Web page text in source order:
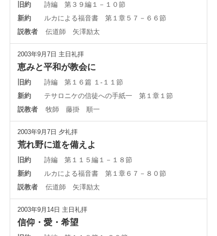
旧約
詩編 第３９編１－１０節
新約
ルカによる福音書 第１章５７－６６節
説教者
伝道師 矢澤励太
2003年9月7日 主日礼拝
恵みと平和が教会に
旧約
詩編 第１６篇 １-１１節
新約
テサロニケの信徒への手紙一 第１章１節
説教者
牧師 藤掛 順一
2003年9月7日 夕礼拝
荒れ野に道を備えよ
旧約
詩編 第１１５編１－１８節
新約
ルカによる福音書 第１章６７－８０節
説教者
伝道師 矢澤励太
2003年9月14日 主日礼拝
信仰・愛・希望